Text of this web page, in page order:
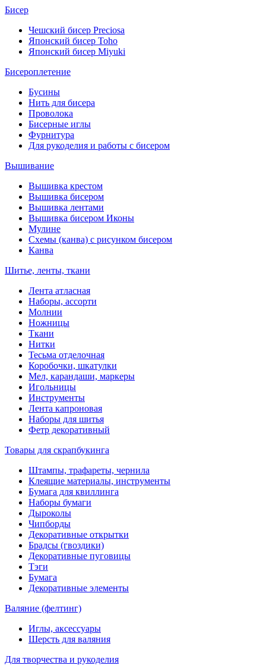
Бисер
Чешский бисер Preciosa
Японский бисер Toho
Японский бисер Miyuki
Бисероплетение
Бусины
Нить для бисера
Проволока
Бисерные иглы
Фурнитура
Для рукоделия и работы с бисером
Вышивание
Вышивка крестом
Вышивка бисером
Вышивка лентами
Вышивка бисером Иконы
Мулине
Схемы (канва) с рисунком бисером
Канва
Шитье, ленты, ткани
Лента атласная
Наборы, ассорти
Молнии
Ножницы
Ткани
Нитки
Тесьма отделочная
Коробочки, шкатулки
Мел, карандаши, маркеры
Игольницы
Инструменты
Лента капроновая
Наборы для шитья
Фетр декоративный
Товары для скрапбукинга
Штампы, трафареты, чернила
Клеящие материалы, инструменты
Бумага для квиллинга
Наборы бумаги
Дыроколы
Чипборды
Декоративные открытки
Брадсы (гвоздики)
Декоративные пуговицы
Тэги
Бумага
Декоративные элементы
Валяние (фелтинг)
Иглы, аксессуары
Шерсть для валяния
Для творчества и рукоделия